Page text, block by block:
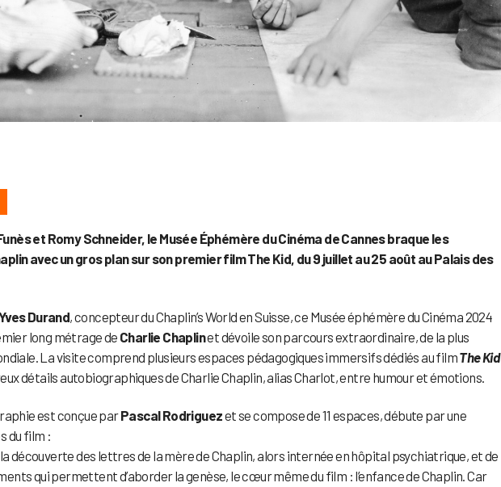
et Romy Schneider, le Musée Éphémère du Cinéma de Cannes braque les
avec un gros plan sur son premier film The Kid, du 9 juillet au 25 août au Palais des
Durand, concepteur du Chaplin’s World en Suisse, ce Musée éphémère du Cinéma 2024
long métrage de Charlie Chaplinet dévoile son parcours extraordinaire, de la plus
La visite comprend plusieurs espaces pédagogiques immersifs dédiés au filmThe Kid
détails autobiographiques de Charlie Chaplin, alias Charlot, entre humour et émotions.
est conçue parPascal Rodriguezet se compose de 11 espaces, débute par une
du film :
découverte des lettres de la mère de Chaplin, alors internée en hôpital psychiatrique, et de
qui permettent d’aborder la genèse, le cœur même du film : l’enfance de Chaplin. Car